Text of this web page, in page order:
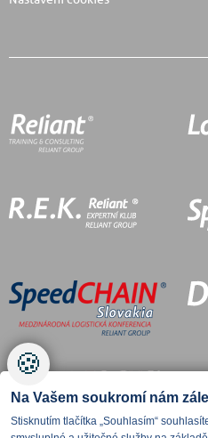
🍪
Na Vašem soukromí nám
Stisknutím tlačítka „Souhlasím“